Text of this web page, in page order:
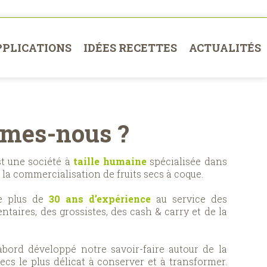
IDÉES RECETTES ACTUALITÉS
nous ?
une société à taille humainespécialisée dans
commercialisation de fruits secs à coque.
plus de30 ans d’expérienceau service des
des grossistes, des cash & carry et de la
développé notre savoir-faire autour de la
le plus délicat à conserver et à transformer.